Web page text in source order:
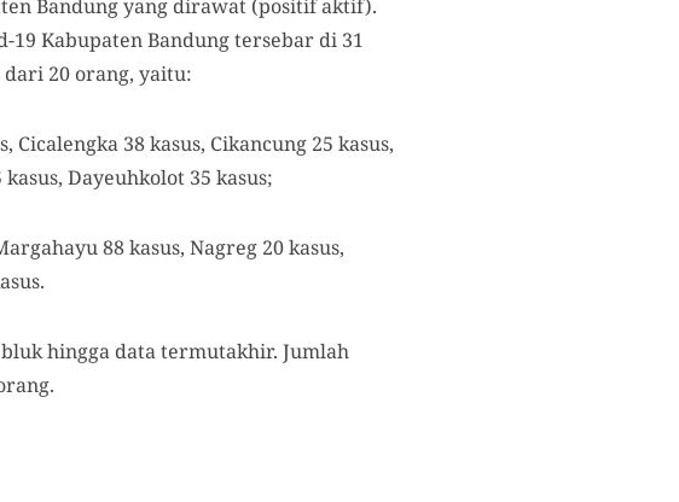
Bandung yang dirawat (positif aktif).
19 Kabupaten Bandung tersebar di 31
20 orang, yaitu:
Cicalengka 38 kasus, Cikancung 25 kasus,
Dayeuhkolot 35 kasus;
88 kasus, Nagreg 20 kasus,
hingga data termutakhir. Jumlah